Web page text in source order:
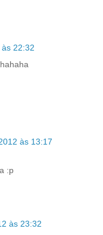
22:32
às 13:17
:p
às 23:32